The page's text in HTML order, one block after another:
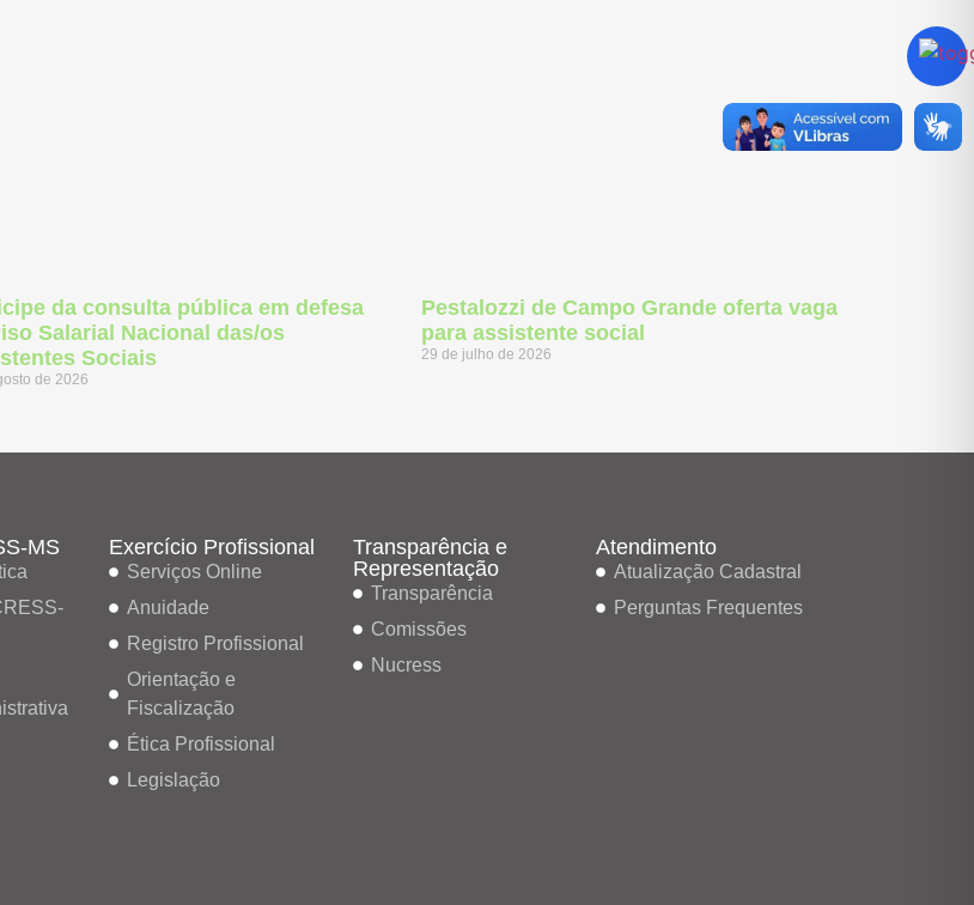
da consulta pública em defesa
Salarial Nacional das/os
Sociais
de 2026
Pestalozzi de Campo Grande oferta vaga
para assistente social
29 de julho de 2026
MS Exercício Profissional
Serviços Online
Anuidade
Registro Profissional
Orientação e
Fiscalização
Ética Profissional
Legislação
Transparência e
Representação
Transparência
Comissões
Nucress
Atendimento
Atualização Cadastral
Perguntas Frequentes